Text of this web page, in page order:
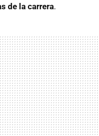
de la carrera.